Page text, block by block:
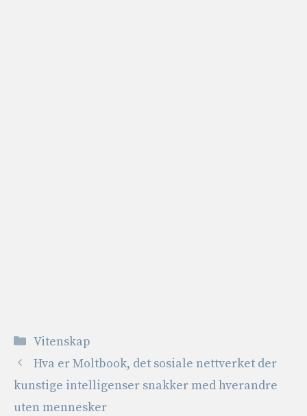
Kategorier
Vitenskap
Hva er Moltbook, det sosiale nettverket der
kunstige intelligenser snakker med hverandre
uten mennesker